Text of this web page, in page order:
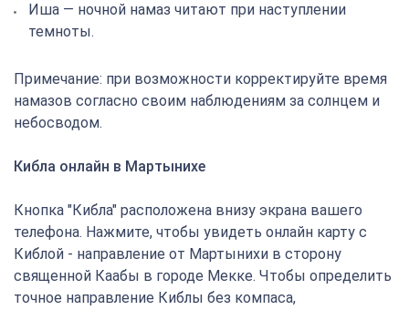
Иша — ночной намаз читают при наступлении
темноты.
Примечание: при возможности корректируйте время
намазов согласно своим наблюдениям за солнцем и
небосводом.
Кибла онлайн в Мартынихе
Кнопка "Кибла" расположена внизу экрана вашего
телефона. Нажмите, чтобы увидеть онлайн карту с
Киблой - направление от Мартынихи в сторону
священной Каабы в городе Мекке. Чтобы определить
точное направление Киблы без компаса,